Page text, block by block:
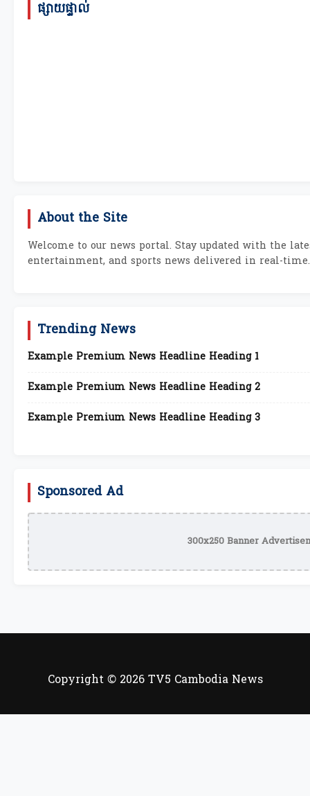
ផ្សាយផ្ទាល់
About the Site
Welcome to our news portal. Stay updated with the
entertainment, and sports news delivered in real-time.
Trending News
Example Premium News Headline Heading 1
Example Premium News Headline Heading 2
Example Premium News Headline Heading 3
Sponsored Ad
300x250 Banner
Copyright © 2026 TV5 Cambodia News